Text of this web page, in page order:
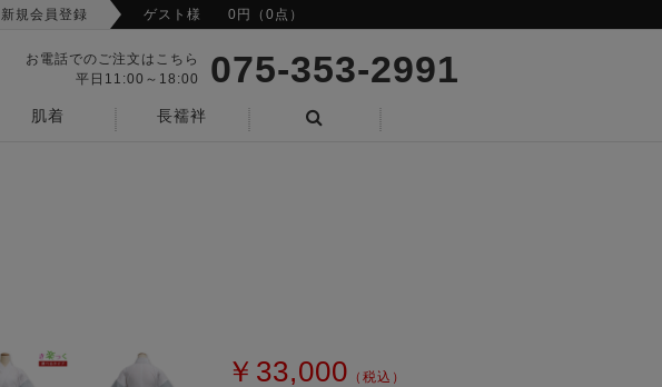
新規会員登録 ゲスト様 0円（0点）
お電話でのご注文はこちら
平日11:00～18:00
075-353-2991
肌着
長襦袢
￥33,000 （税込）